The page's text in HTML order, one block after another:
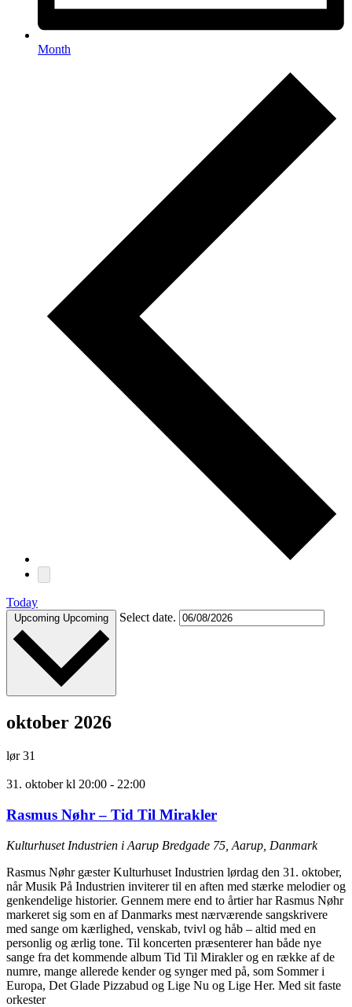
Month
Today
Upcoming Upcoming Select date.
oktober 2026
lør31
31. oktober kl 20:00 - 22:00
Rasmus Nøhr – Tid Til Mirakler
Kulturhuset Industrien i Aarup Bredgade 75, Aarup, Danmark
Rasmus Nøhr gæster Kulturhuset Industrien lørdag den 31. oktober,
når Musik På Industrien inviterer til en aften med stærke melodier og
genkendelige historier. Gennem mere end to årtier har Rasmus Nøhr
markeret sig som en af Danmarks mest nærværende sangskrivere
med sange om kærlighed, venskab, tvivl og håb – altid med en
personlig og ærlig tone. Til koncerten præsenterer han både nye
sange fra det kommende album Tid Til Mirakler og en række af de
numre, mange allerede kender og synger med på, som Sommer i
Europa, Det Glade Pizzabud og Lige Nu og Lige Her. Med sit faste
orkester